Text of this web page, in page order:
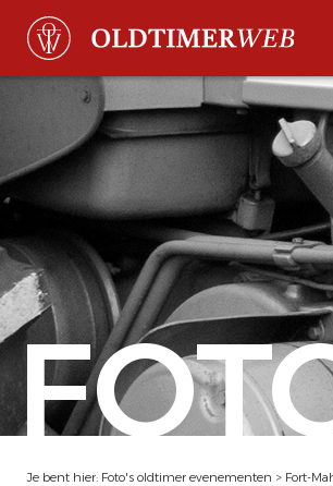
Je bent hier: Foto's oldtimer evenementen > Fort-